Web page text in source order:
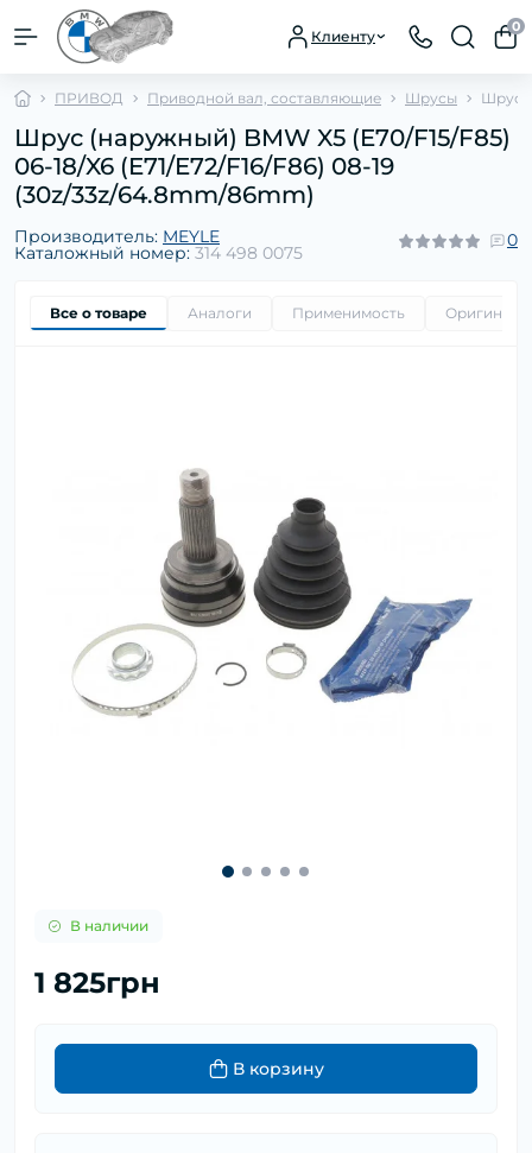
Клиенту
0
ПРИВОД Приводной вал, составляющие Шрусы Шрус
Шрус (наружный) BMW X5 (E70/F15/F85)
06-18/X6 (E71/E72/F16/F86) 08-19
(30z/33z/64.8mm/86mm)
Производитель: MEYLE
Каталожный номер: 314 498 0075
0
Все о товаре Аналоги Применимость
В наличии
1 825грн
В корзину